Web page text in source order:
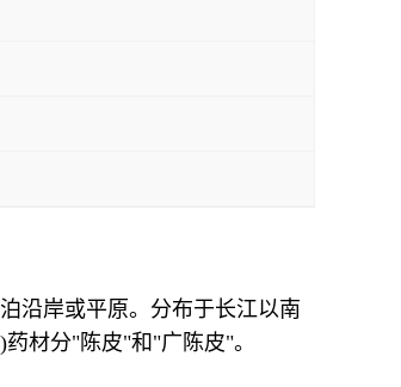
沿岸或平原。分布于长江以南
材分"陈皮"和"广陈皮"。